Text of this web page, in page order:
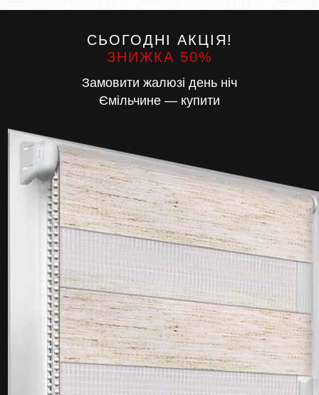
СЬОГОДНІ АКЦІЯ!
ЗНИЖКА 50%
Замовити жалюзі день ніч
Ємільчине — купити